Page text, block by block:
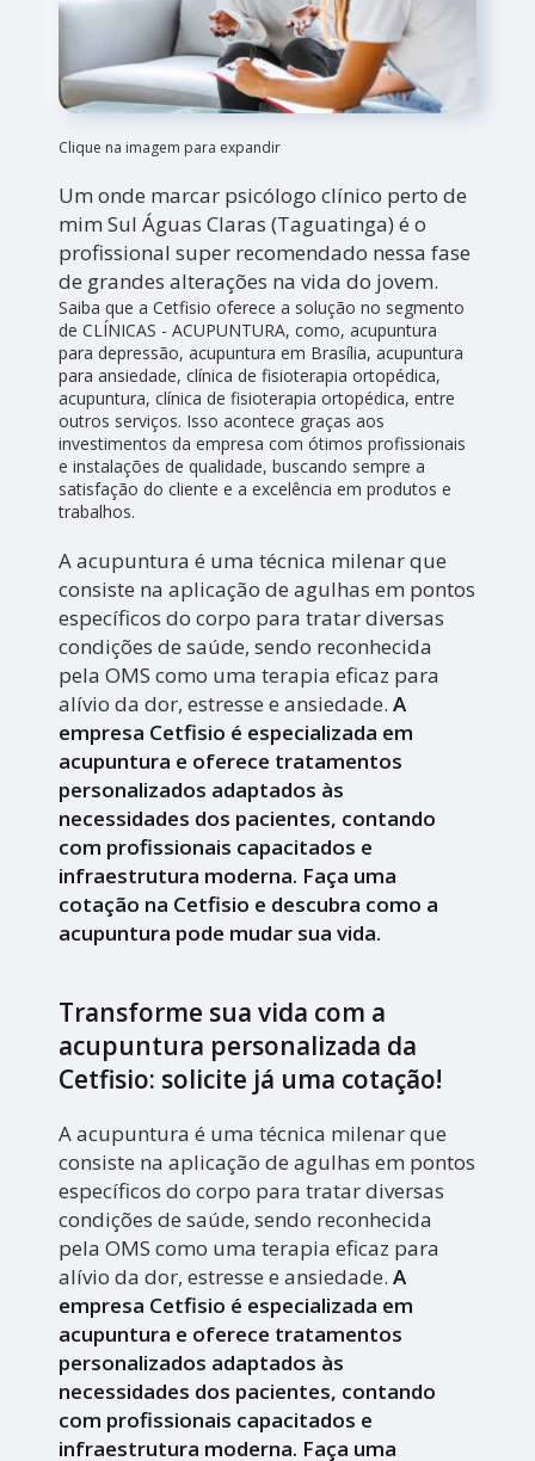
Clique na imagem para expandir
Um onde marcar psicólogo clínico perto de
mim Sul Águas Claras (Taguatinga) é o
profissional super recomendado nessa fase
de grandes alterações na vida do jovem.
Saiba que a Cetfisio oferece a solução no segmento
de CLÍNICAS - ACUPUNTURA, como, acupuntura
para depressão, acupuntura em Brasília, acupuntura
para ansiedade, clínica de fisioterapia ortopédica,
acupuntura, clínica de fisioterapia ortopédica, entre
outros serviços. Isso acontece graças aos
investimentos da empresa com ótimos profissionais
e instalações de qualidade, buscando sempre a
satisfação do cliente e a excelência em produtos e
trabalhos.
A acupuntura é uma técnica milenar que
consiste na aplicação de agulhas em pontos
específicos do corpo para tratar diversas
condições de saúde, sendo reconhecida
pela OMS como uma terapia eficaz para
alívio da dor, estresse e ansiedade.A
empresa Cetfisio é especializada em
acupuntura e oferece tratamentos
personalizados adaptados às
necessidades dos pacientes, contando
com profissionais capacitados e
infraestrutura moderna. Faça uma
cotação na Cetfisio e descubra como a
acupuntura pode mudar sua vida.
Transforme sua vida com a
acupuntura personalizada da
Cetfisio: solicite já uma cotação!
A acupuntura é uma técnica milenar que
consiste na aplicação de agulhas em pontos
específicos do corpo para tratar diversas
condições de saúde, sendo reconhecida
pela OMS como uma terapia eficaz para
alívio da dor, estresse e ansiedade.A
empresa Cetfisio é especializada em
acupuntura e oferece tratamentos
personalizados adaptados às
necessidades dos pacientes, contando
com profissionais capacitados e
infraestrutura moderna. Faça uma